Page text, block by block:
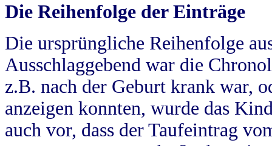
Die Reihenfolge der Einträge
Die ursprüngliche Reihenfolge
Ausschlaggebend war die
z.B. nach der Geburt krank war,
anzeigen konnten, wurde das
auch vor, dass der Taufeintrag